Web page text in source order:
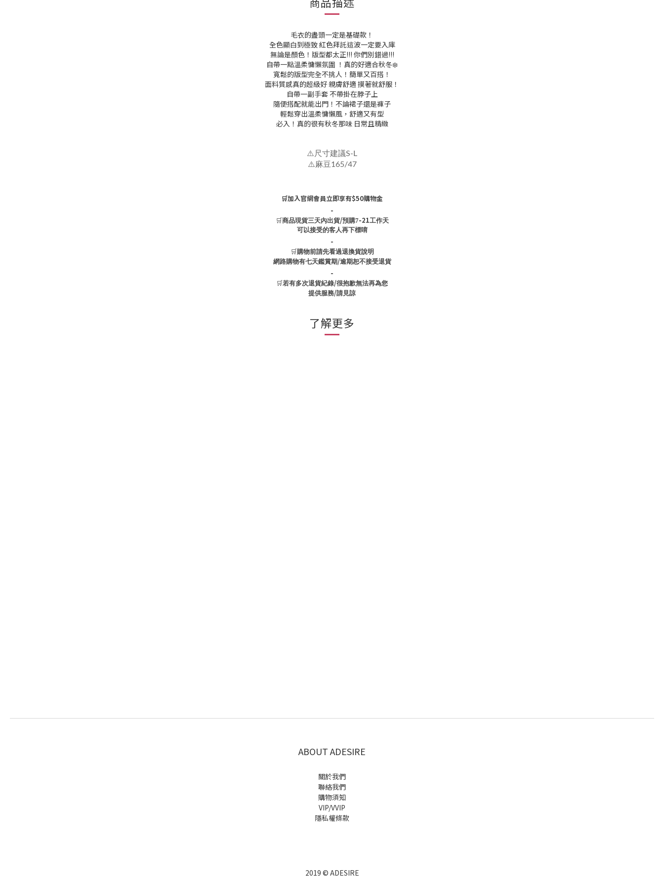
毛衣的盡頭一定是基礎款！
全色顯白到極致 紅色拜託這波一定要入庫
無論是顏色！版型都太正!!! 你們別錯過!!!
自帶一點溫柔慵懶氛圍 ！真的好適合秋冬❄️
寬鬆的版型完全不挑人！簡單又百搭！
面料質感真的超級好 親膚舒適 摸著就舒服！
自帶一副手套 不帶掛在脖子上
隨便搭配就能出門！不論裙子還是褲子
輕鬆穿出溫柔慵懶風，舒適又有型
必入！真的很有秋冬那味 日常且精緻
⚠️尺寸建議S-L
⚠️麻豆165/47
🛒加入官網會員立即享有$50購物金
-
🛒商品現貨三天內出貨/預購7-21工作天
可以接受的客人再下標唷
-
🛒購物前請先看過退換貨說明
網路購物有七天鑑賞期/逾期恕不接受退貨
-
🛒若有多次退貨紀錄/很抱歉無法再為您
提供服務/請見諒
了解更多
ABOUT ADESIRE
關於我們
聯絡我們
購物須知
VIP/VVIP
隱私權條款
2019 © ADESIRE